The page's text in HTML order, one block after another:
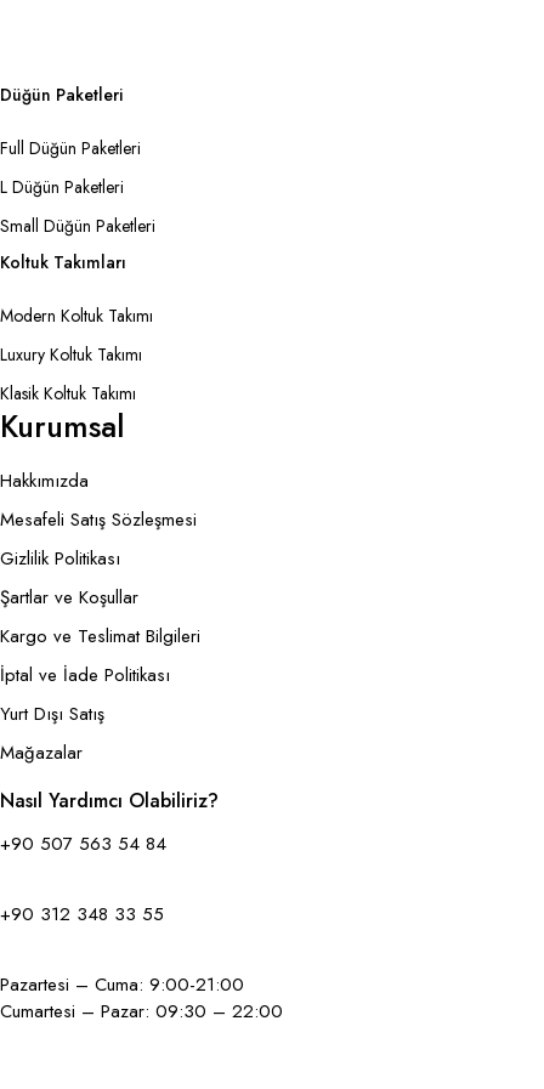
Düğün Paketleri
Full Düğün Paketleri
L Düğün Paketleri
Small Düğün Paketleri
Koltuk Takımları
Modern Koltuk Takımı
Luxury Koltuk Takımı
Klasik Koltuk Takımı
Kurumsal
Hakkımızda
Mesafeli Satış Sözleşmesi
Gizlilik Politikası
Şartlar ve Koşullar
Kargo ve Teslimat Bilgileri
İptal ve İade Politikası
Yurt Dışı Satış
Mağazalar
Nasıl Yardımcı Olabiliriz?
+90 507 563 54 84
+90 312 348 33 55
Pazartesi – Cuma: 9:00-21:00
Cumartesi – Pazar: 09:30 – 22:00